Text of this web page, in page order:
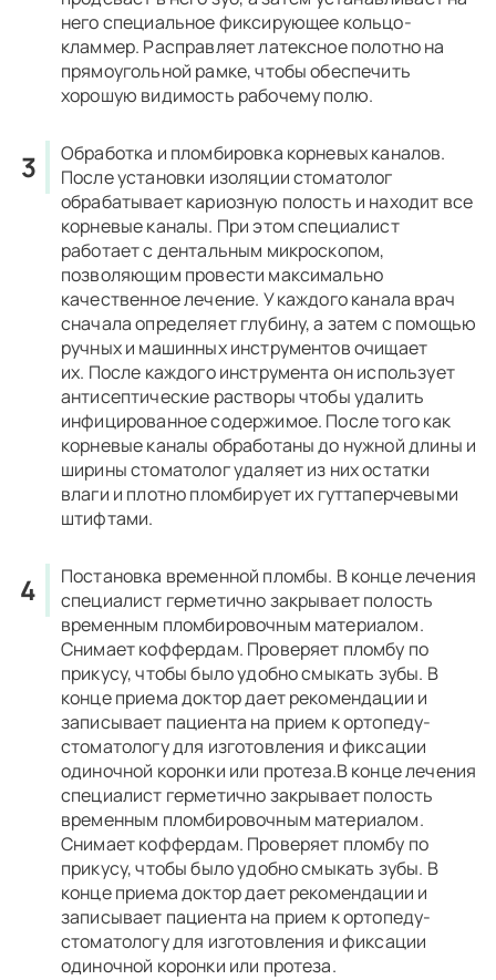
него специальное фиксирующее кольцо-
кламмер. Расправляет латексное полотно на
прямоугольной рамке, чтобы обеспечить
хорошую видимость рабочему полю.
Обработка и пломбировка корневых каналов.
После установки изоляции стоматолог
обрабатывает кариозную полость и находит все
корневые каналы. При этом специалист
работает с дентальным микроскопом,
позволяющим провести максимально
качественное лечение. У каждого канала врач
сначала определяет глубину, а затем с помощью
ручных и машинных инструментов очищает
их. После каждого инструмента он использует
антисептические растворы чтобы удалить
инфицированное содержимое. После того как
корневые каналы обработаны до нужной длины и
ширины стоматолог удаляет из них остатки
влаги и плотно пломбирует их гуттаперчевыми
штифтами.
Постановка временной пломбы. В концелечения
специалист герметично закрывает полость
временным пломбировочным материалом.
Снимает коффердам. Проверяет пломбу по
прикусу, чтобы было удобно смыкать зубы. В
конце приема доктор дает рекомендации и
записывает пациента на прием к ортопеду-
стоматологудля изготовления и фиксации
одиночной коронки или протеза.В конце лечения
специалист герметично закрывает полость
временным пломбировочным материалом.
Снимает коффердам. Проверяет пломбу по
прикусу, чтобы было удобно смыкать зубы. В
конце приема доктор дает рекомендации и
записывает пациента на прием к ортопеду-
стоматологу для изготовления и фиксации
одиночной коронки или протеза.